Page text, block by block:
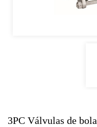
3PC Válvulas de bola